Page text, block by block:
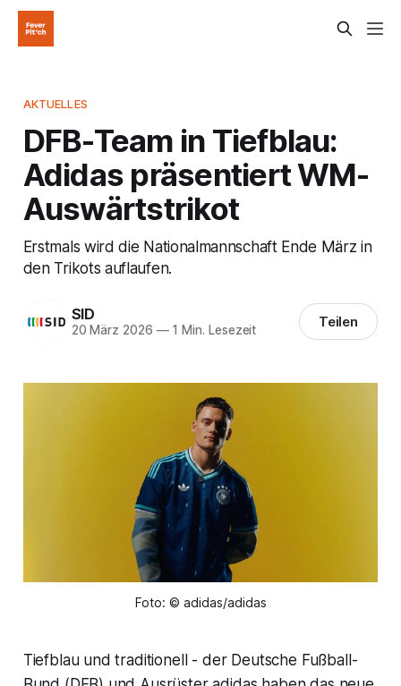
AKTUELLES
DFB-Team in Tiefblau:
Adidas präsentiert WM-
Auswärtstrikot
Erstmals wird die Nationalmannschaft Ende März in
den Trikots auflaufen.
SID
20 März 2026 —1 Min. Lesezeit Teilen
Foto: © adidas/adidas
Tiefblau und traditionell - der Deutsche Fußball-